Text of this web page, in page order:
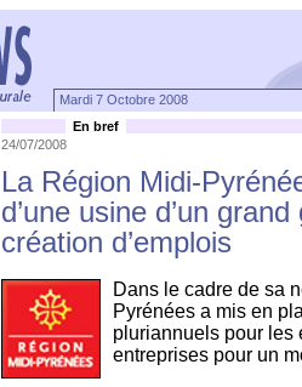
Mardi 7 Octobre 2008
En bref
24/07/2008
La Région Midi-
d’une usine d’un
création d’emplois
Dans le cadre de sa
Pyrénées a mis en
pluriannuels pour les
entreprises pour un